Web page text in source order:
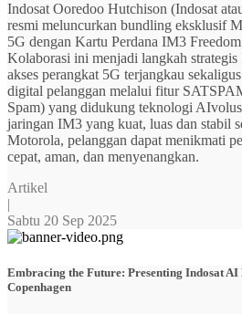
Indosat Ooredoo Hutchison (Indosat
resmi meluncurkan bundling eksklusif
5G dengan Kartu Perdana IM3
Kolaborasi ini menjadi langkah strategis
akses perangkat 5G terjangkau
digital pelanggan melalui fitur
Spam) yang didukung teknologi
jaringan IM3 yang kuat, luas dan stabil
Motorola, pelanggan dapat menikmati
cepat, aman, dan menyenangkan.
Artikel
|
Sabtu 20 Sep 2025
Embracing the Future: Presenting Indosat
Copenhagen